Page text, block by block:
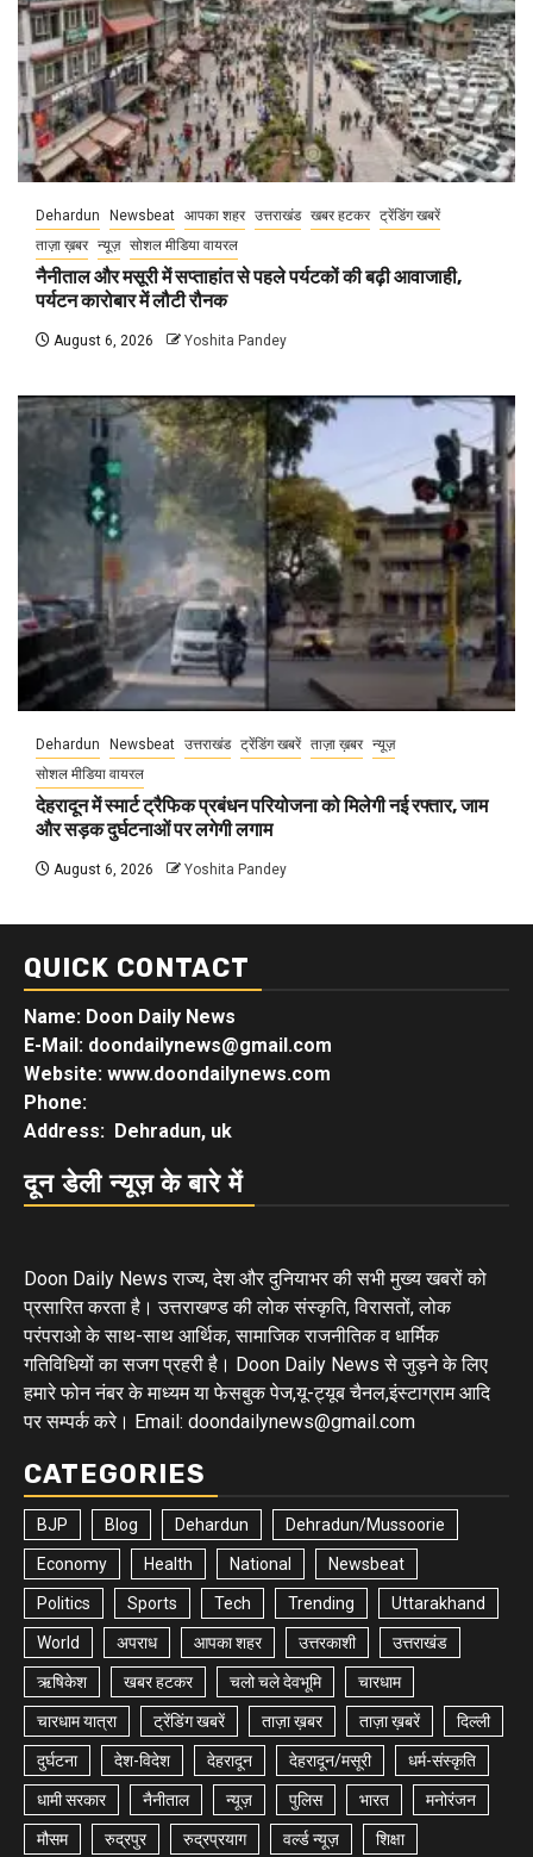
Dehardun Newsbeat आपका शहर उत्तराखंड खबर हटकर ट्रेंडिंग खबरें
ताज़ा ख़बर न्यूज़ सोशल मीडिया वायरल
नैनीताल और मसूरी में सप्ताहांत से पहले पर्यटकों की बढ़ी आवाजाही,
पर्यटन कारोबार में लौटी रौनक
August 6, 2026 Yoshita Pandey
Dehardun Newsbeat उत्तराखंड ट्रेंडिंग खबरें ताज़ा ख़बर न्यूज़
सोशल मीडिया वायरल
देहरादून में स्मार्ट ट्रैफिक प्रबंधन परियोजना को मिलेगी नई रफ्तार, जाम
और सड़क दुर्घटनाओं पर लगेगी लगाम
August 6, 2026 Yoshita Pandey
QUICK CONTACT
Name: Doon Daily News
E-Mail: doondailynews@gmail.com
Website: www.doondailynews.com
Phone:
Address: Dehradun, uk
दून डेली न्यूज़ के बारे में
Doon Daily News राज्य, देश और दुनियाभर की सभी मुख्य खबरों को
प्रसारित करता है। उत्तराखण्ड की लोक संस्कृति, विरासतों, लोक
परंपराओ के साथ-साथ आर्थिक, सामाजिक राजनीतिक व धार्मिक
गतिविधियों का सजग प्रहरी है। Doon Daily News से जुड़ने के लिए
हमारे फोन नंबर के माध्यम या फेसबुक पेज,यू-ट्यूब चैनल,इंस्टाग्राम आदि
पर सम्पर्क करे। Email: doondailynews@gmail.com
CATEGORIES
BJP Blog Dehardun Dehradun/Mussoorie
Economy Health National Newsbeat
Politics Sports Tech Trending Uttarakhand
World अपराध आपका शहर उत्तरकाशी उत्तराखंड
ऋषिकेश खबर हटकर चलो चले देवभूमि चारधाम
चारधाम यात्रा ट्रेंडिंग खबरें ताज़ा ख़बर ताज़ा ख़बरें दिल्ली
दुर्घटना देश-विदेश देहरादून देहरादून/मसूरी धर्म-संस्कृति
धामी सरकार नैनीताल न्यूज़ पुलिस भारत मनोरंजन
मौसम रुद्रपुर रुद्रप्रयाग वर्ल्ड न्यूज़ शिक्षा